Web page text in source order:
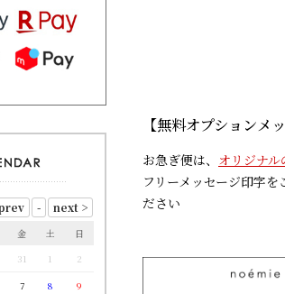
金 土
日
31 1
2
7 8
9
【無料オプションメ
お急ぎ便は、 オリジナ
フリーメッセージ印字を
ださい